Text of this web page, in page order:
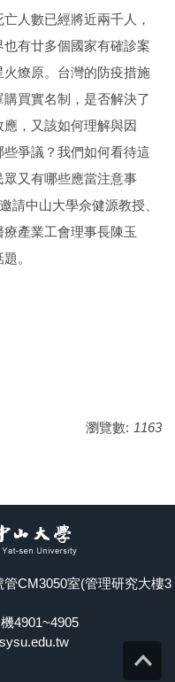
人數已經將近兩千人，
有廿多個國家有確診案
燎原。台灣的防疫措施
買實名制，是否解決了
，又該如何理解與因
爭議？我們如何看待這
又有哪些應當注意事
請中山大學佘健源教授、
產業工會理事長陳玉
。
瀏覽數: 1163
CM3050室(管理研究大樓3
4901~4905